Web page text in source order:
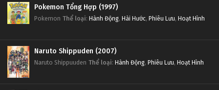
Pokemon Tổng Hợp (1997)
Pokemon Thể loại: Hành Động, Hài Hước, Phiêu Lưu, Hoạt Hình
Naruto Shippuden (2007)
Naruto Shippuuden Thể loại: Hành Động, Phiêu Lưu, Hoạt Hình